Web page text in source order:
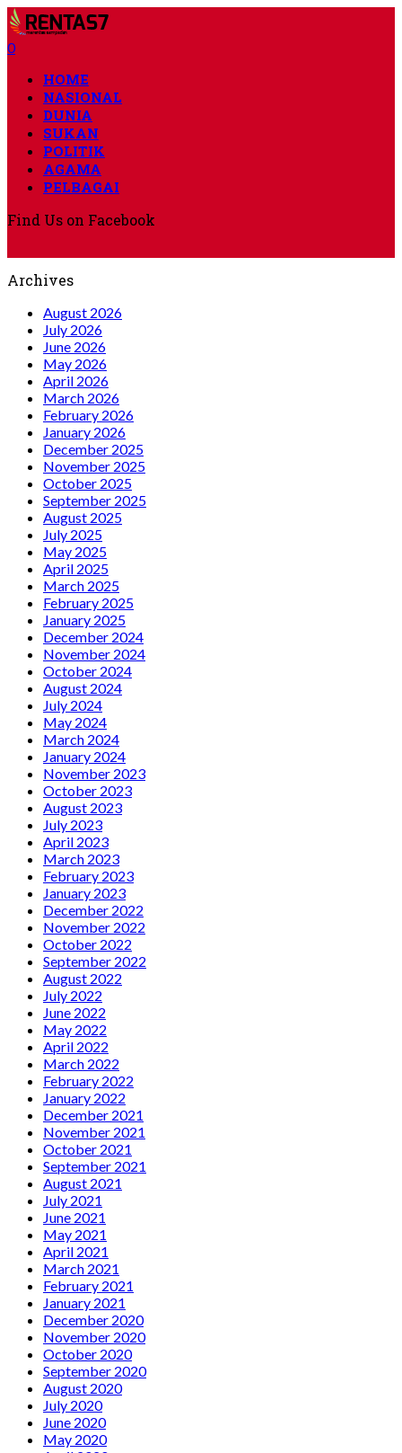
0
HOME
NASIONAL
DUNIA
SUKAN
POLITIK
AGAMA
PELBAGAI
Find Us on Facebook
Archives
August 2026
July 2026
June 2026
May 2026
April 2026
March 2026
February 2026
January 2026
December 2025
November 2025
October 2025
September 2025
August 2025
July 2025
May 2025
April 2025
March 2025
February 2025
January 2025
December 2024
November 2024
October 2024
August 2024
July 2024
May 2024
March 2024
January 2024
November 2023
October 2023
August 2023
July 2023
April 2023
March 2023
February 2023
January 2023
December 2022
November 2022
October 2022
September 2022
August 2022
July 2022
June 2022
May 2022
April 2022
March 2022
February 2022
January 2022
December 2021
November 2021
October 2021
September 2021
August 2021
July 2021
June 2021
May 2021
April 2021
March 2021
February 2021
January 2021
December 2020
November 2020
October 2020
September 2020
August 2020
July 2020
June 2020
May 2020